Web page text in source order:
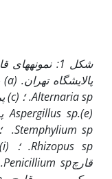
شکل 1 : نمونه‏های
پالایشگاه تهران. (a)
Alternaria sp. ؛ (c)
Aspergillus sp.(e)
Stemphylium sp.؛
Rhizopus sp. ؛ (i)
قارچPenicillium sp.